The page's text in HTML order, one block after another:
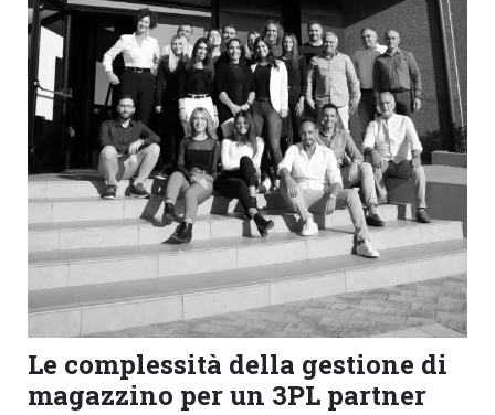
Le complessità della gestione di
magazzino per un 3PL partner